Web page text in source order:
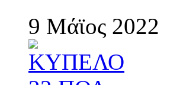
9 Μάϊος 2022